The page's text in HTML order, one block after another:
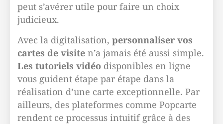
peut s’avérer utile pour faire un choix
judicieux.
Avec la digitalisation, personnaliser vos
cartes de visite n’a jamais été aussi simple.
Les tutoriels vidéo disponibles en ligne
vous guident étape par étape dans la
réalisation d’une carte exceptionnelle. Par
ailleurs, des plateformes comme Popcarte
rendent ce processus intuitif grâce à des